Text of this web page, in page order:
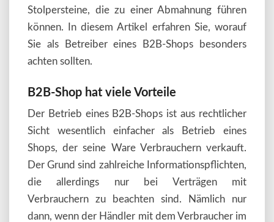
Stolpersteine, die zu einer Abmahnung führen
können. In diesem Artikel erfahren Sie, worauf
Sie als Betreiber eines B2B-Shops besonders
achten sollten.
B2B-Shop hat viele Vorteile
Der Betrieb eines B2B-Shops ist aus rechtlicher
Sicht wesentlich einfacher als Betrieb eines
Shops, der seine Ware Verbrauchern verkauft.
Der Grund sind zahlreiche Informationspflichten,
die allerdings nur bei Verträgen mit
Verbrauchern zu beachten sind. Nämlich nur
dann, wenn der Händler mit dem Verbraucher im